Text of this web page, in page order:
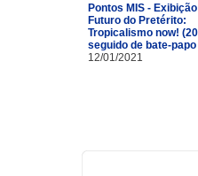
Pontos MIS -
Futuro do Pretérito:
Tropicalismo now!
seguido de bate-papo
12/01/2021